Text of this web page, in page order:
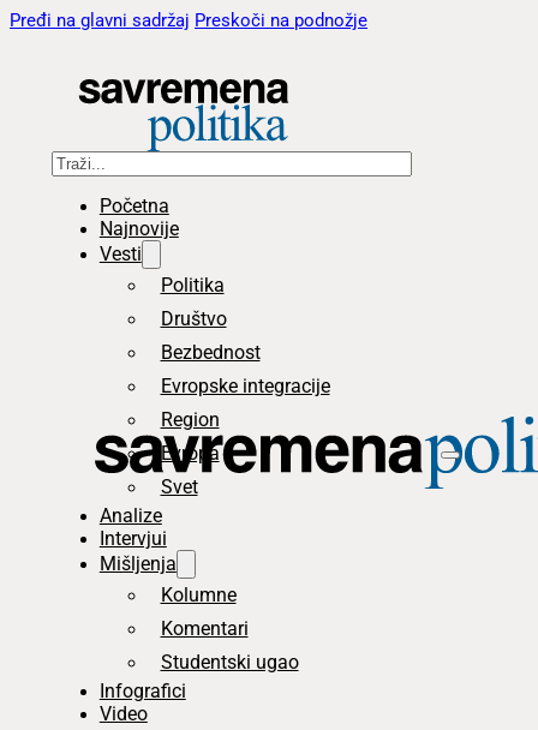
Pređi na glavni sadržaj Preskoči na podnožje
Pretraga
Početna
Najnovije
Vesti
Politika
Društvo
Bezbednost
Evropske integracije
Region
Evropa
Svet
Analize
Intervjui
Mišljenja
Kolumne
Komentari
Studentski ugao
Infografici
Video